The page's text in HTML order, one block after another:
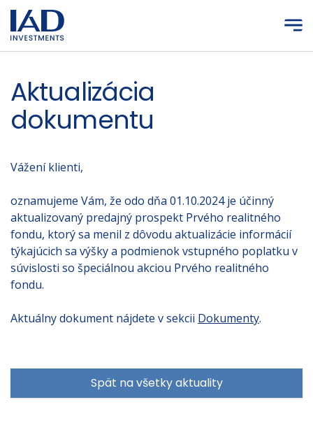
Prejsť na hlavný obsah
Aktualizácia
dokumentu
Vážení klienti,
oznamujeme Vám, že odo dňa 01.10.2024 je účinný
aktualizovaný predajný prospekt Prvého realitného
fondu, ktorý sa menil z dôvodu aktualizácie informácií
týkajúcich sa výšky a podmienok vstupného poplatku v
súvislosti so špeciálnou akciou Prvého realitného
fondu.
Aktuálny dokument nájdete v sekcii Dokumenty.
Spät na všetky aktuality